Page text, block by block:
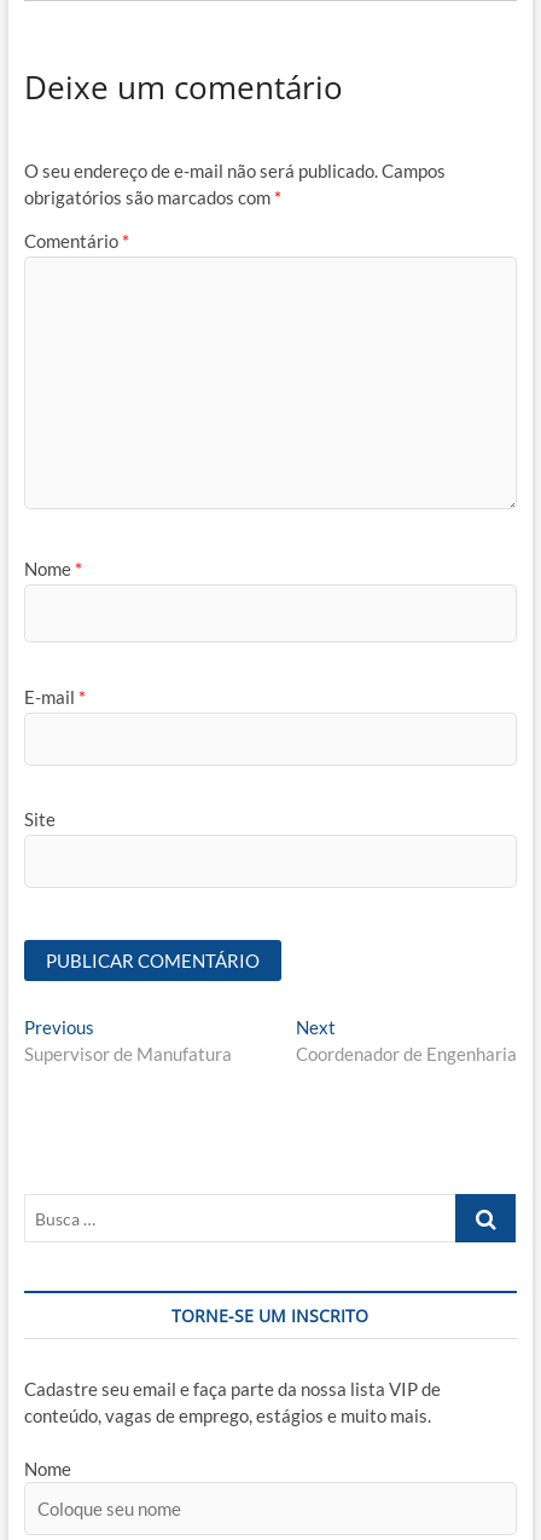
Deixe um comentário
O seu endereço de e-mail não será publicado.Campos
obrigatórios são marcados com *
Comentário *
Nome *
E-mail *
Site
Navegação
de
PreviousPrevious
post:
Supervisor de Manufatura
Next
post:
Coordenador de Engenharia
Busca
TORNE-SE UM INSCRITO
Cadastre seu email e faça parte da nossa lista VIP de
conteúdo, vagas de emprego, estágios e muito mais.
Nome